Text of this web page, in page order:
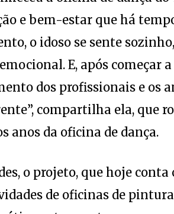
e bem-estar que há
o idoso se sente
E, após começar
dos profissionais e os
compartilha ela, que
anos da oficina de dança.
de oficinas de
arte e costura, sempre